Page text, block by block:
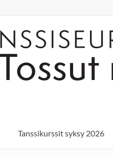
Tanssikurssit syksy 2026